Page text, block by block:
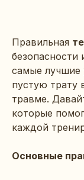
Правильная
безопасности
самые лучшие
пустую трату
травме.
которые
каждой
Основные